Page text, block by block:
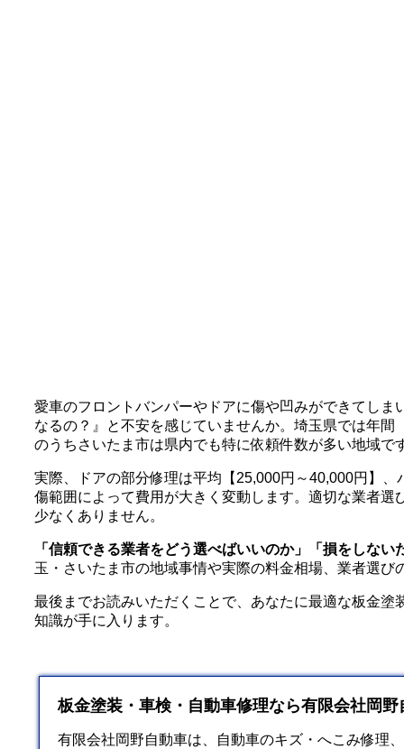
愛車のフロントバンパーやドアに傷や凹みができてし
なるの？』と不安を感じていませんか。埼玉県では年
のうちさいたま市は県内でも特に依頼件数が多い地域で
実際、ドアの部分修理は平均【25,000円～40,000円】
傷範囲によって費用が大きく変動します。適切な業者
少なくありません。
「信頼できる業者をどう選べばいいのか」「損をしない
玉・さいたま市の地域事情や実際の料金相場、業者選び
最後までお読みいただくことで、あなたに最適な板金
知識が手に入ります。
板金塗装・車検・自動車修理なら有限会社岡野
有限会社岡野自動車は、自動車のキズ・へこみ修理